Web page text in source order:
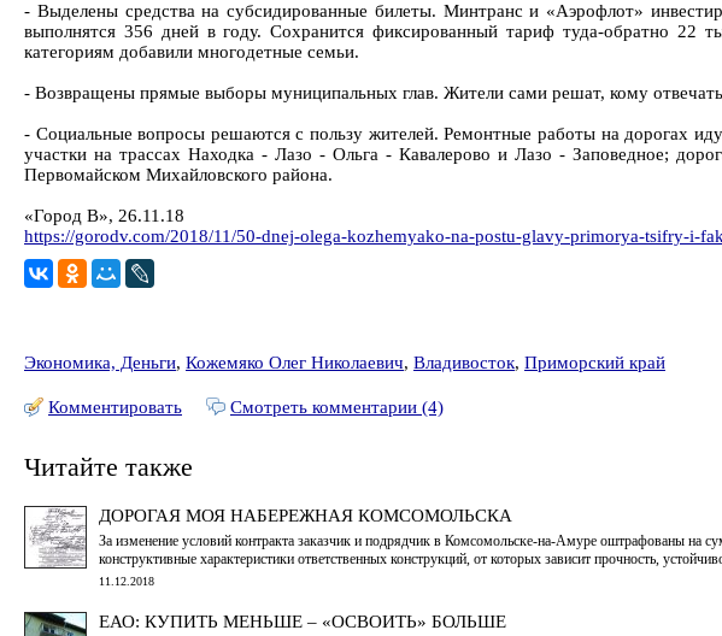
- Выделены средства на субсидированные билеты. Минтранс и «Аэрофлот»
выполнятся 356 дней в году. Сохранится фиксированный тариф туда-обратно 22
категориям добавили многодетные семьи.
- Возвращены прямые выборы муниципальных глав. Жители сами решат, кому
- Социальные вопросы решаются с пользу жителей. Ремонтные работы на дорогах
участки на трассах Находка - Лазо - Ольга - Кавалерово и Лазо - Заповедное;
Первомайском Михайловского района.
«Город В», 26.11.18
https://gorodv.com/2018/11/50-dnej-olega-kozhemyako-na-postu-glavy-primorya-tsifry-i-
Экономика, Деньги, Кожемяко Олег Николаевич, Владивосток, Приморский край
Комментировать Смотреть комментарии (4)
Читайте также
ДОРОГАЯ МОЯ НАБЕРЕЖНАЯ КОМСОМОЛЬСКА
За изменение условий контракта заказчик и подрядчик в Комсомольске-на-Амуре оштрафованы на
конструктивные характеристики ответственных конструкций, от которых зависит прочность,
11.12.2018
ЕАО: КУПИТЬ МЕНЬШЕ – «ОСВОИТЬ» БОЛЬШЕ